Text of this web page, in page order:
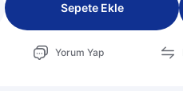
Sepete Ekle
Yorum Yap